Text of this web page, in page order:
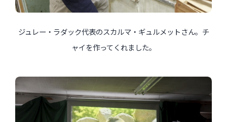
ジュレー・ラダック代表のスカルマ・ギュルメットさん。チ
ャイを作ってくれました。